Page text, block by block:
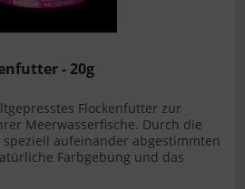
- 20g
Flockenfutter zur
Meerwasserfische. Durch die
aufeinander abgestimmten
Farbgebung und das